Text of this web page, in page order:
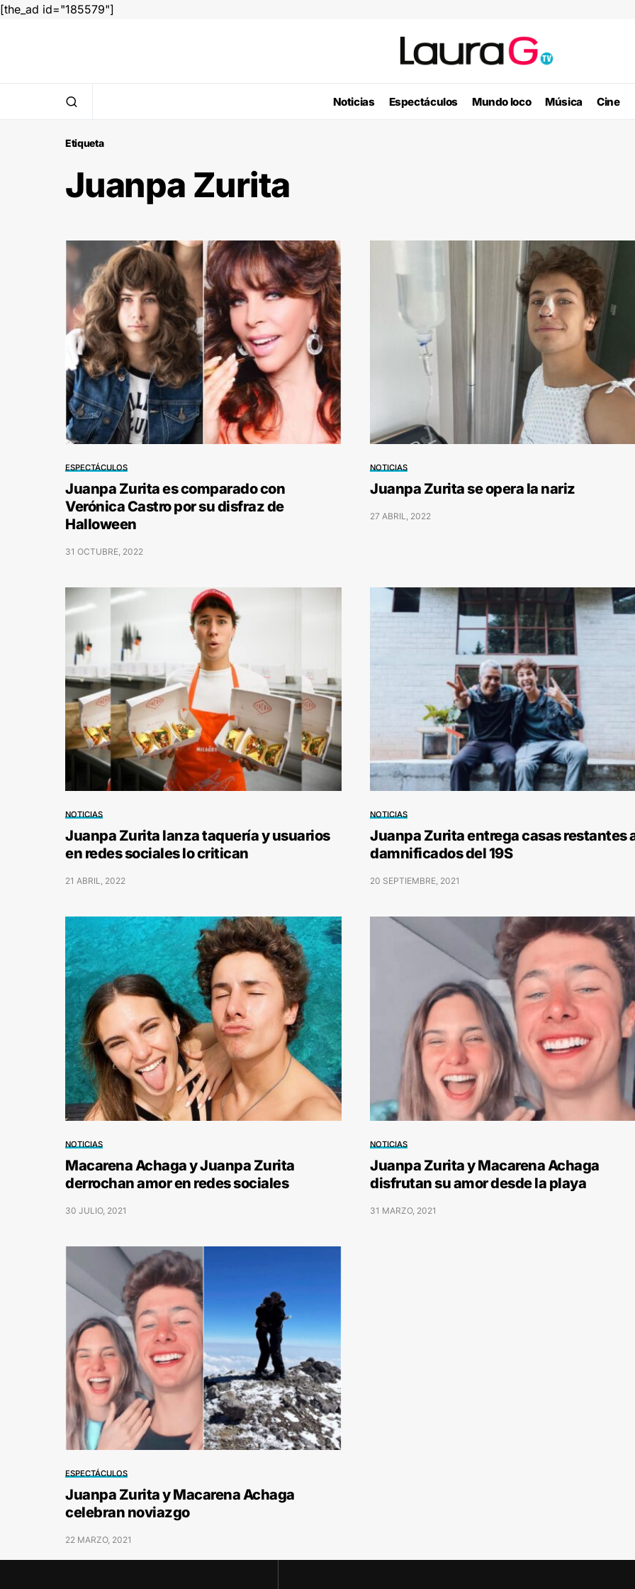
[the_ad id="185579"]
Noticias Espectáculos Mundo loco Música Cine
Etiqueta
Juanpa Zurita
ESPECTÁCULOS
Juanpa Zurita es comparado con
Verónica Castro por su disfraz de
Halloween
31 OCTUBRE, 2022
NOTICIAS
Juanpa Zurita se opera la nariz
27 ABRIL, 2022
NOTICIAS
Juanpa Zurita lanza taquería y usuarios
en redes sociales lo critican
21 ABRIL, 2022
NOTICIAS
Juanpa Zurita entrega casas restantes
damnificados del 19S
20 SEPTIEMBRE, 2021
NOTICIAS
Macarena Achaga y Juanpa Zurita
derrochan amor en redes sociales
30 JULIO, 2021
NOTICIAS
Juanpa Zurita y Macarena Achaga
disfrutan su amor desde la playa
31 MARZO, 2021
ESPECTÁCULOS
Juanpa Zurita y Macarena Achaga
celebran noviazgo
22 MARZO, 2021